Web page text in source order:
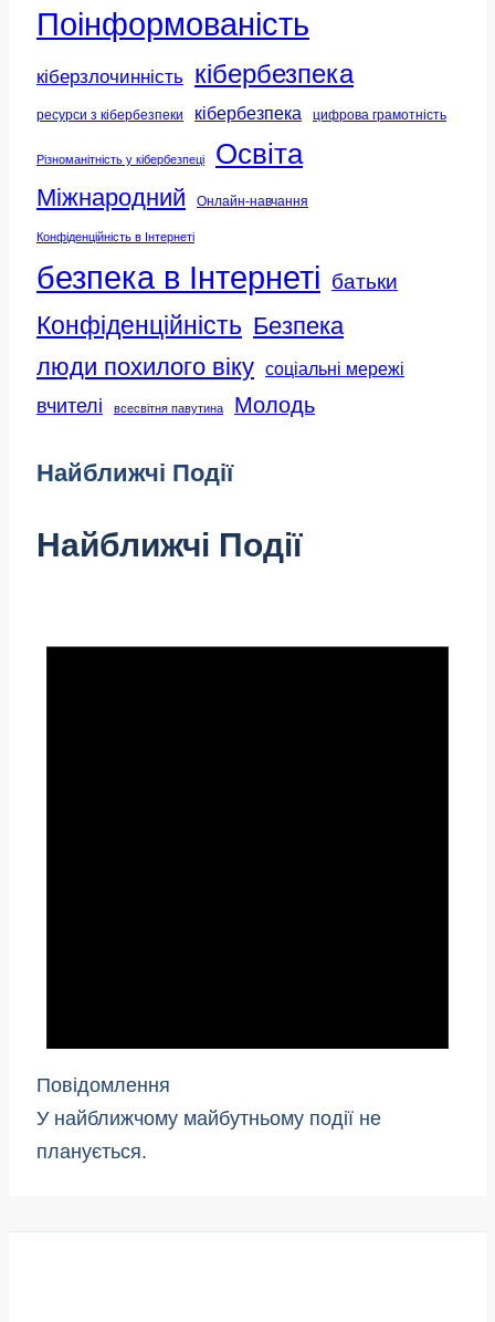
Поінформованість
кіберзлочинність кібербезпека
ресурси з кібербезпеки кібербезпека цифрова грамотність
Різноманітність у кібербезпеці Освіта
Міжнародний Онлайн-навчання
Конфіденційність в Інтернеті
безпека в Інтернеті батьки
Конфіденційність Безпека
люди похилого віку соціальні мережі
вчителі всесвітня павутина Молодь
Найближчі Події
Найближчі Події
Повідомлення
У найближчому майбутньому події не
планується.